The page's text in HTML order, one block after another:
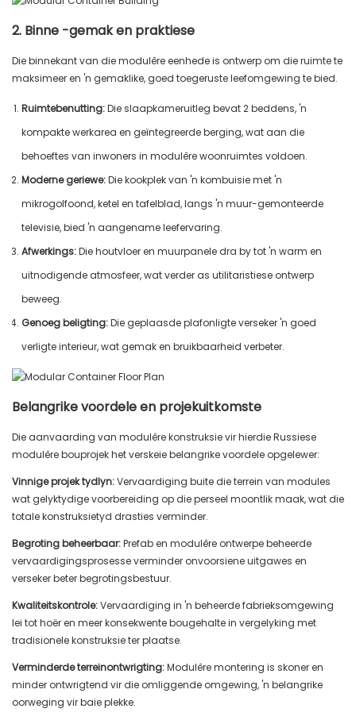
2. Binne -gemak en praktiese
Die binnekant van die modulêre eenhede is ontwerp om die ruimte te
maksimeer en 'n gemaklike, goed toegeruste leefomgewing te bied.
Ruimtebenutting:Die slaapkameruitleg bevat 2 beddens, 'n
kompakte werkarea en geïntegreerde berging, wat aan die
behoeftes van inwoners in modulêre woonruimtes voldoen.
Moderne geriewe:Die kookplek van 'n kombuisie met 'n
mikrogolfoond, ketel en tafelblad, langs 'n muur-gemonteerde
televisie, bied 'n aangename leefervaring.
Afwerkings:Die houtvloer en muurpanele dra by tot 'n warm en
uitnodigende atmosfeer, wat verder as utilitaristiese ontwerp
beweeg.
Genoeg beligting:Die geplaasde plafonligte verseker 'n goed
verligte interieur, wat gemak en bruikbaarheid verbeter.
Belangrike voordele en projekuitkomste
Die aanvaarding van modulêre konstruksie vir hierdie Russiese
modulêre bouprojek het verskeie belangrike voordele opgelewer:
Vinnige projek tydlyn:Vervaardiging buite die terrein van modules
wat gelyktydige voorbereiding op die perseel moontlik maak, wat die
totale konstruksietyd drasties verminder.
Begroting beheerbaar:Prefab en modulêre ontwerpe beheerde
vervaardigingsprosesse verminder onvoorsiene uitgawes en
verseker beter begrotingsbestuur.
Kwaliteitskontrole:Vervaardiging in 'n beheerde fabrieksomgewing
lei tot hoër en meer konsekwente bougehalte in vergelyking met
tradisionele konstruksie ter plaatse.
Verminderde terreinontwrigting:Modulêre montering is skoner en
minder ontwrigtend vir die omliggende omgewing, 'n belangrike
oorweging vir baie plekke.